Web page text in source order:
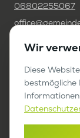
06802255067
FAQ
IMPRESSUM
DATENSCHUTZ
Wir
Diese